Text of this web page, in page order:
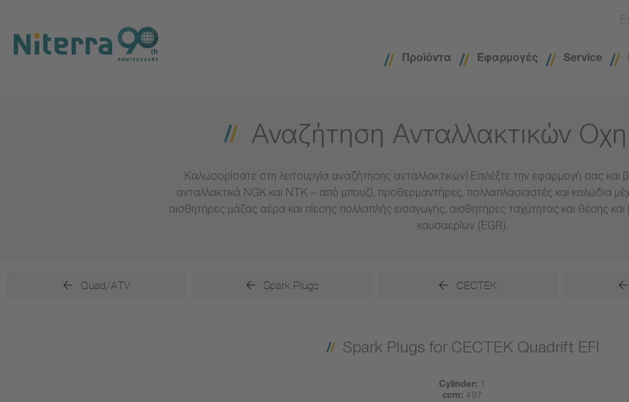
main
navigation
main
content
footer
Προϊόντα Εφαρμογές Service
Αναζήτηση Ανταλλακτικών
Καλωσορίσατε στη λειτουργία αναζήτησης ανταλλακτικών! Επιλέξτε την εφαρμογή σας και
ανταλλακτικά NGK και NTK – από μπουζί, προθερμαντήρες, πολλαπλασιαστές και καλώδια
αισθητήρες μάζας αέρα και πίεσης πολλαπλής εισαγωγής, αισθητήρες ταχύτητας και θέσης
καυσαερίων (EGR).
Quad/ATV Spark Plugs CECTEK
Spark Plugs for CECTEK Quadrift EFI
Cylinder: 1
ccm: 497